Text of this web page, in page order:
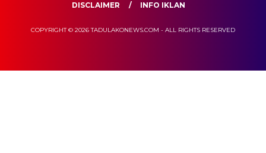
DISCLAIMER
INFO IKLAN
COPYRIGHT © 2026 TADULAKONEWS.COM - ALL RIGHTS RESERVED